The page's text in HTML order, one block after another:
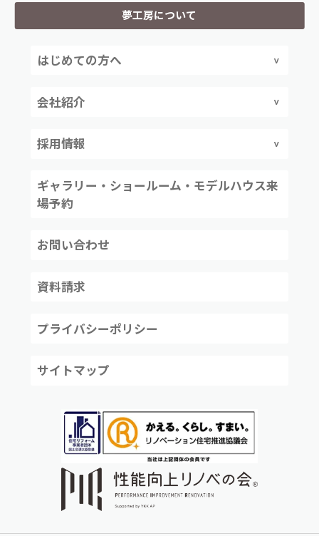
夢工房について
はじめての方へ
会社紹介
採用情報
ギャラリー・ショールーム・モデルハウス来
場予約
お問い合わせ
資料請求
プライバシーポリシー
サイトマップ